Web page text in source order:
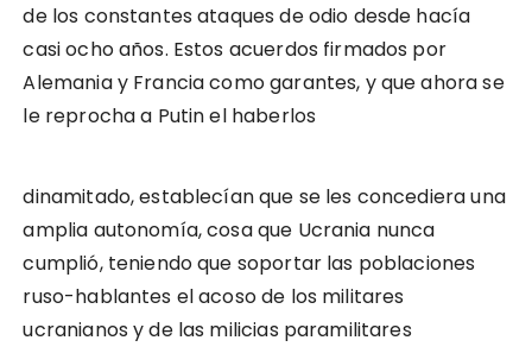
de los constantes ataques de odio desde hacía
casi ocho años. Estos acuerdos firmados por
Alemania y Francia como garantes, y que ahora se
le reprocha a Putin el haberlos
dinamitado, establecían que se les concediera una
amplia autonomía, cosa que Ucrania nunca
cumplió, teniendo que soportar las poblaciones
ruso-hablantes el acoso de los militares
ucranianos y de las milicias paramilitares